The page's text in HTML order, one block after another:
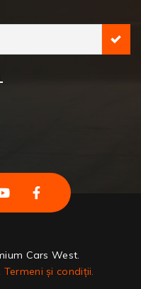
Cars West.
Termeni și condiții.